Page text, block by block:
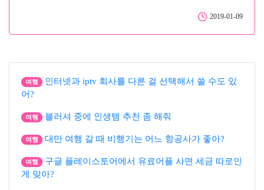
2019-01-09
여행
인터넷과 iptv 회사를 다른 걸 선택해서 쓸 수도 있
어?
여행 블러셔 중에 인생템 추천 좀 해줘
여행 대만 여행 갈 때 비행기는 어느 항공사가 좋아?
여행
구글 플레이스토어에서 유료어플 사면 세금 따로인
게 맞아?